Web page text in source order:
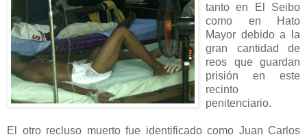
tanto en El Seibo
como en Hato
Mayor debido a la
gran cantidad de
reos que guardan
prisión en este
recinto
penitenciario.
El otro recluso muerto fue identificado como Juan Carlos